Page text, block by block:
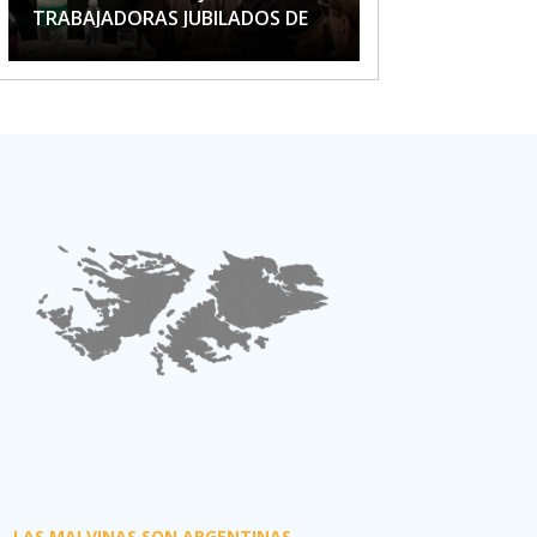
TRABAJADORAS JUBILADOS DE
APTA